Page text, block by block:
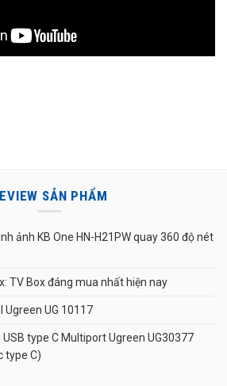
SẢN PHẨM
ảnh KB One HN-H21PW quay 360 độ nét
TV Box đáng mua nhất hiện nay
Ugreen UG 10117
type C Multiport Ugreen UG30377
type C)